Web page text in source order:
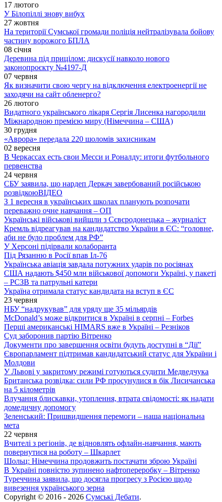
17 лютого
У Білопіллі знову вибух
27 жовтня
На території Сумської громади поліція нейтралізувала бойову
частину ворожого БПЛА
08 січня
Деревина під прицілом: дискусії навколо нового
законопроєкту №4197-Д
07 червня
Як визначити свою чергу на відключення електроенергії не
заходячи на сайт обленерго?
26 лютого
Видатного українського лікаря Сергія Лисенка нагородили
Міжнародною премією миру (Німеччина – США)
30 грудня
«Аврора» передала 220 шоломів захисникам
02 вересня
В Черкассах есть свои Месси и Роналду: итоги футбольного
первенства
24 червня
СБУ заявила, що нардеп Деркач завербований російською
розвідкоюВІДЕО
З 1 вересня в українських школах планують розпочати
переважно очне навчання – ОП
Українські військові вийшли з Сєвєродонецька – журналіст
Кремль відреагував на кандидатство України в ЄС: “головне,
аби не було проблем для РФ”
У Херсоні підірвали колаборанта
Під Рязанню в Росії впав Іл-76
Українська авіація завдала потужних ударів по росіянах
США надають $450 млн військової допомоги Україні, у пакеті
– РСЗВ та патрульні катери
Україна отримала статус кандидата на вступ в ЄС
23 червня
НБУ “надрукував” для уряду ще 35 мільярдів
McDonald’s може відкритися в Україні в серпні – Forbes
Перші американські HIMARS вже в Україні – Резніков
Суд заборонив партію Вітренко
Документи про завершення освіти будуть доступні в “Дії”
Європарламент підтримав кандидатський статус для України і
Молдови
У Львові у закритому режимі готуються судити Медведчука
Британська розвідка: сили РФ просунулися в бік Лисичанська
на 5 кілометрів
Влучання блискавки, утоплення, втрата свідомості: як надати
домедичну допомогу
Зеленський: Пришвидшення перемоги – наша національна
мета
22 червня
Вчителі з регіонів, де відновлять офлайн-навчання, мають
повернутися на роботу – Шкарлет
Шольц: Німеччина продовжить постачати зброю Україні
В Україні повністю зупинено нафтопереробку – Вітренко
Туреччина заявила, що досягла прогресу з Росією щодо
вивезення українського зерна
Copyright © 2016 - 2026 Сумські Дебати.